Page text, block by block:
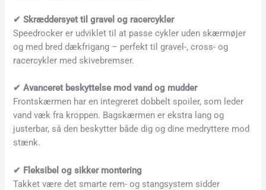
✔ Skræddersyet til gravel og racercykler
Speedrocker er udviklet til at passe cykler uden skærmøjer
og med bred dækfrigang – perfekt til gravel-, cross- og
racercykler med skivebremser.
✔ Avanceret beskyttelse mod vand og mudder
Frontskærmen har en integreret dobbelt spoiler, som leder
vand væk fra kroppen. Bagskærmen er ekstra lang og
justerbar, så den beskytter både dig og dine medryttere mod
stænk.
✔ Fleksibel og sikker montering
Takket være det smarte rem- og stangsystem sidder